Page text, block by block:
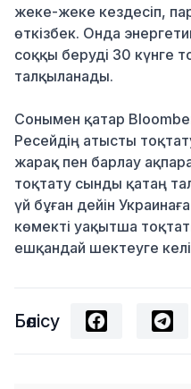
жеке-жеке кездесіп,
өткізбек. Онда
соққы беруді 30 күнге
талқыланады.
Сонымен қатар
Ресейдің атысты
жарақ пен барлау
тоқтату сынды қатаң
үй бұған дейін
көмекті уақытша
ешқандай шектеуге
Бөлісу